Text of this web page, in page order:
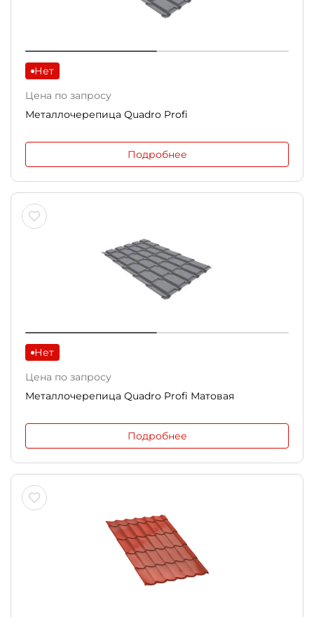
Нет
Цена по запросу
Металлочерепица Quadro Profi
Подробнее
Нет
Цена по запросу
Металлочерепица Quadro Profi Матовая
Подробнее